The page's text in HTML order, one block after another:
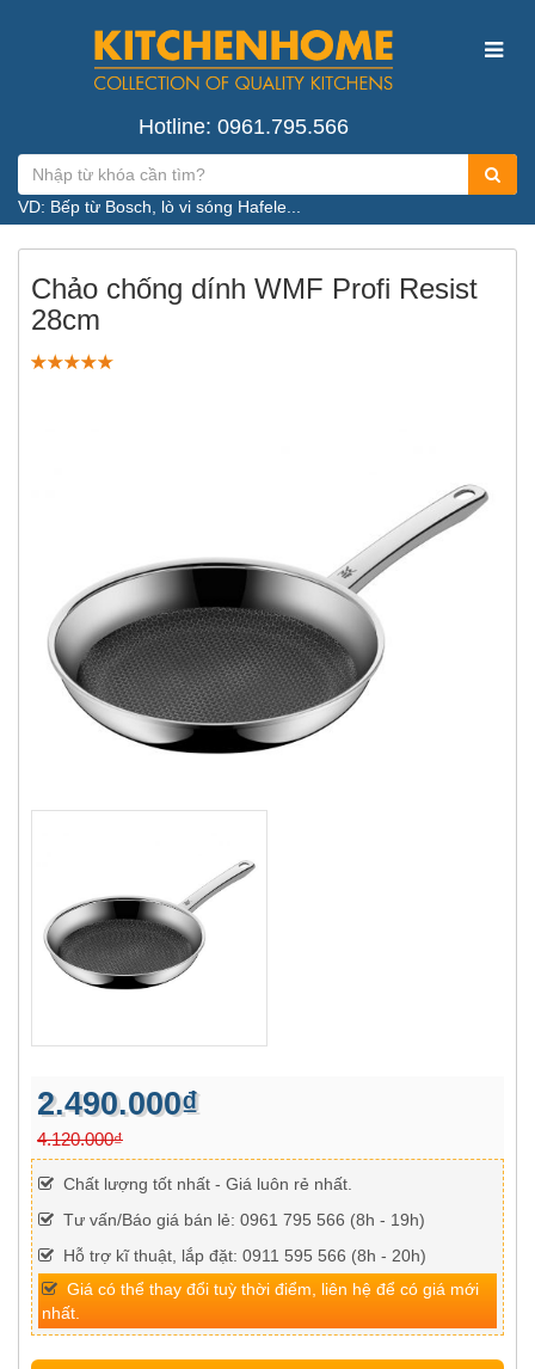
Hotline: 0961.795.566
VD: Bếp từ Bosch, lò vi sóng Hafele...
Chảo chống dính WMF Profi Resist
28cm
2.490.000₫
4.120.000₫
Chất lượng tốt nhất - Giá luôn rẻ nhất.
Tư vấn/Báo giá bán lẻ: 0961 795 566 (8h - 19h)
Hỗ trợ kĩ thuật, lắp đặt: 0911 595 566 (8h - 20h)
Giá có thể thay đổi tuỳ thời điểm, liên hệ để có giá mới
nhất.